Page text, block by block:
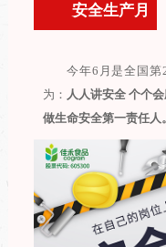
安全生产月
今年6月是全国第
为： 人人讲安全 个个
做生命安全第一责任人。